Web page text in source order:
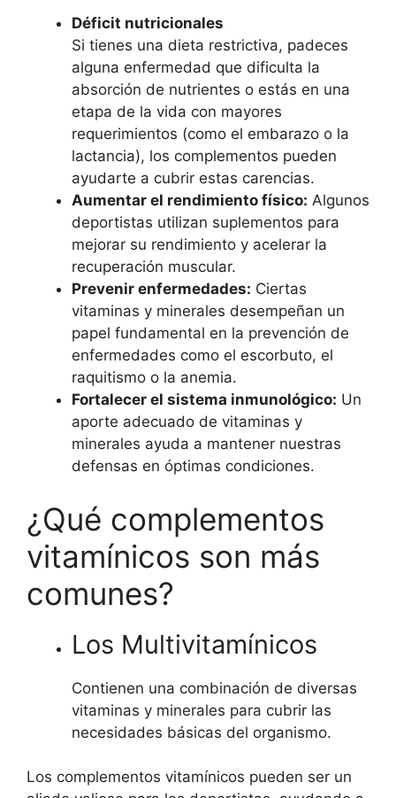
Déficit nutricionales
Si tienes una dieta restrictiva, padeces
alguna enfermedad que dificulta la
absorción de nutrientes o estás en una
etapa de la vida con mayores
requerimientos (como el embarazo o la
lactancia), los complementos pueden
ayudarte a cubrir estas carencias.
Aumentar el rendimiento físico: Algunos
deportistas utilizan suplementos para
mejorar su rendimiento y acelerar la
recuperación muscular.
Prevenir enfermedades: Ciertas
vitaminas y minerales desempeñan un
papel fundamental en la prevención de
enfermedades como el escorbuto, el
raquitismo o la anemia.
Fortalecer el sistema inmunológico: Un
aporte adecuado de vitaminas y
minerales ayuda a mantener nuestras
defensas en óptimas condiciones.
¿Qué complementos
vitamínicos son más
comunes?
Los Multivitamínicos
Contienen una combinación de diversas
vitaminas y minerales para cubrir las
necesidades básicas del organismo.
Los complementos vitamínicos pueden ser un